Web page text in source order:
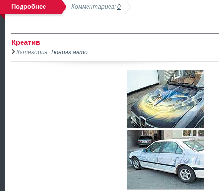
Подробнее Комментариев: 0
Креатив
Категория: Тюнинг авто